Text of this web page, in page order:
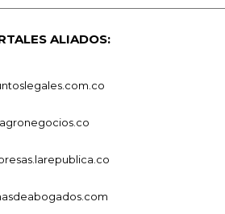
ALIADOS:
agronegocios.co